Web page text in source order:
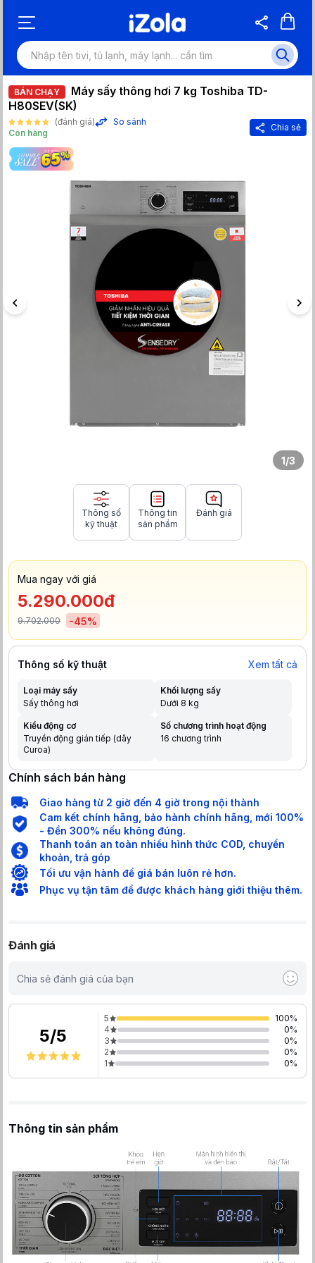
BÁN CHẠY
Máy sấy thông hơi 7 kg Toshiba TD-
H80SEV(SK)
(đánh giá)
So sánh
Còn hàng
Chia sẻ
1/3
Thông số
kỹ thuật
Thông tin
sản phẩm
Đánh giá
Mua ngay với giá
5.290.000đ
9.702.000 -45%
Thông số kỹ thuật Xem tất cả
Loại máy sấy
Sấy thông hơi
Khối lượng sấy
Dưới 8 kg
Kiểu động cơ
Truyền động gián tiếp (dây
Curoa)
Số chương trình hoạt động
16 chương trình
Chính sách bán hàng
Giao hàng từ 2 giờ đến 4 giờ trong nội thành
Cam kết chính hãng, bảo hành chính hãng, mới 100%
- Đền 300% nếu không đúng.
Thanh toán an toàn nhiều hình thức COD, chuyển
khoản, trả góp
Tối ưu vận hành để giá bán luôn rẻ hơn.
Phục vụ tận tâm để được khách hàng giới thiệu thêm.
Đánh giá
Chia sẻ đánh giá của bạn
5/5
5 100%
4
0%
3
0%
2
0%
1
0%
Thông tin sản phẩm